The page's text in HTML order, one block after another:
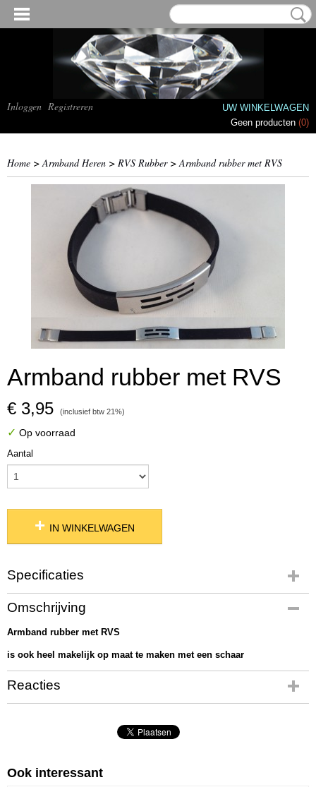
Inloggen Registreren
UW WINKELWAGEN
Geen producten (0)
Home >Armband Heren > RVS Rubber>Armband rubber met RVS
Armband rubber met RVS
€ 3,95 (inclusief btw 21%)
✓ Op voorraad
Aantal
IN WINKELWAGEN
Specificaties
Productcode
02121
Productcode leverancier
Omschrijving
Armband rubber met RVS
is ook heel makelijk op maat te maken met een schaar
Reacties
Ook interessant